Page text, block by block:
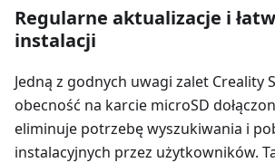
Regularne aktualizacje i
instalacji
Jedną z godnych uwagi zalet Creality
obecność na karcie microSD
eliminuje potrzebę wyszukiwania i
instalacyjnych przez użytkowników.